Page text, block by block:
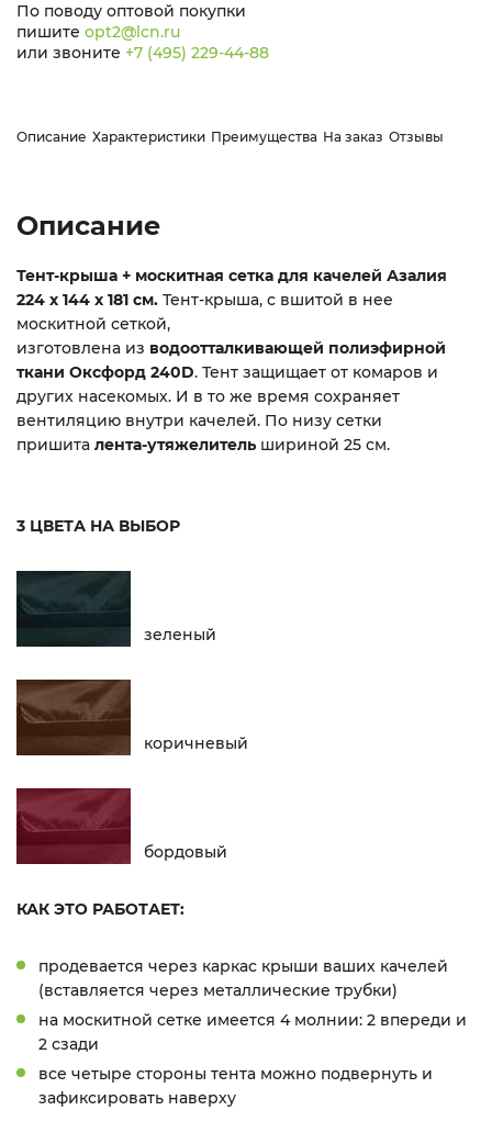
По поводу оптовой покупки
пишите opt2@lcn.ru
или звоните +7 (495) 229-44-88
Описание Характеристики Преимущества На заказ Отзывы
Описание
Тент-крыша + москитная сетка для качелей Азалия
224 х 144 х 181 см. Тент-крыша, с вшитой в нее
москитной сеткой,
изготовлена из водоотталкивающей полиэфирной
ткани Оксфорд 240D. Тент защищает от комаров и
других насекомых. И в то же время сохраняет
вентиляцию внутри качелей. По низу сетки
пришита лента-утяжелитель шириной 25 см.
3 ЦВЕТА НА ВЫБОР
зеленый
коричневый
бордовый
КАК ЭТО РАБОТАЕТ:
продевается через каркас крыши ваших качелей
(вставляется через металлические трубки)
на москитной сетке имеется 4 молнии: 2 впереди и
2 сзади
все четыре стороны тента можно подвернуть и
зафиксировать наверху